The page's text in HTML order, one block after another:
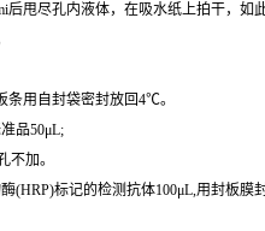
甩尽孔内液体，在吸水纸上拍干，如此
条用自封袋密封放回4℃。
品50μL;
不加。
(HRP)标记的检测抗体100μL,用封板膜